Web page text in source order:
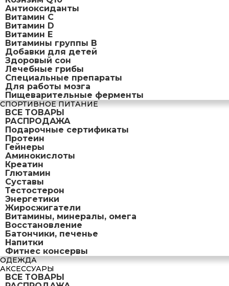
Антиоксиданты
Витамин С
Витамин D
Витамин Е
Витамины группы B
Добавки для детей
Здоровый сон
Лечебные грибы
Специальные препараты
Для работы мозга
Пищеварительные ферменты
СПОРТИВНОЕ ПИТАНИЕ
ВСЕ ТОВАРЫ
РАСПРОДАЖА
Подарочные сертификаты
Протеин
Гейнеры
Аминокислоты
Креатин
Глютамин
Суставы
Тестостерон
Энергетики
Жиросжигатели
Витамины, минералы, омега
Восстановление
Батончики, печенье
Напитки
Фитнес консервы
ОДЕЖДА
АКСЕССУАРЫ
ВСЕ ТОВАРЫ